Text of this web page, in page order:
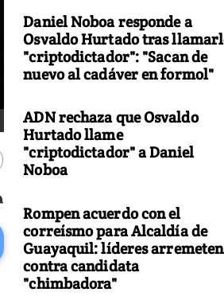
Daniel Noboa responde a
Osvaldo Hurtado tras
"criptodictador": "Sacan de
nuevo al cadáver en formol"
ADN rechaza que Osvaldo
Hurtado llame
"criptodictador" a Daniel
Noboa
Rompen acuerdo con el
correísmo para Alcaldía de
Guayaquil: líderes arremeten
contra candidata
"chimbadora"